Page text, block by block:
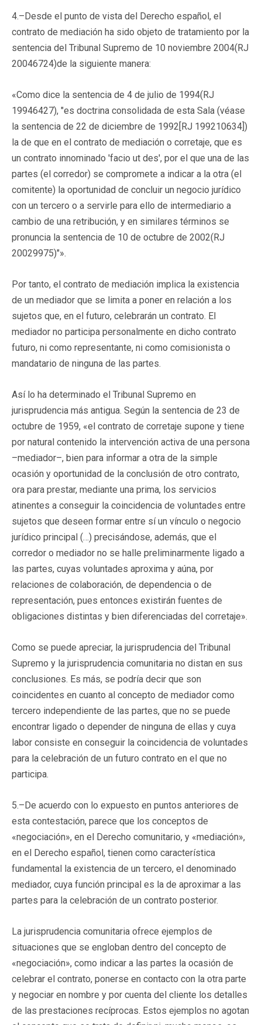
4.–Desde el punto de vista del Derecho español, el
contrato de mediación ha sido objeto de tratamiento por la
sentencia del Tribunal Supremo de 10 noviembre 2004(RJ
20046724)de la siguiente manera:
«Como dice la sentencia de 4 de julio de 1994(RJ
19946427), "es doctrina consolidada de esta Sala (véase
la sentencia de 22 de diciembre de 1992[RJ 199210634])
la de que en el contrato de mediación o corretaje, que es
un contrato innominado 'facio ut des', por el que una de las
partes (el corredor) se compromete a indicar a la otra (el
comitente) la oportunidad de concluir un negocio jurídico
con un tercero o a servirle para ello de intermediario a
cambio de una retribución, y en similares términos se
pronuncia la sentencia de 10 de octubre de 2002(RJ
20029975)"».
Por tanto, el contrato de mediación implica la existencia
de un mediador que se limita a poner en relación a los
sujetos que, en el futuro, celebrarán un contrato. El
mediador no participa personalmente en dicho contrato
futuro, ni como representante, ni como comisionista o
mandatario de ninguna de las partes.
Así lo ha determinado el Tribunal Supremo en
jurisprudencia más antigua. Según la sentencia de 23 de
octubre de 1959, «el contrato de corretaje supone y tiene
por natural contenido la intervención activa de una persona
–mediador–, bien para informar a otra de la simple
ocasión y oportunidad de la conclusión de otro contrato,
ora para prestar, mediante una prima, los servicios
atinentes a conseguir la coincidencia de voluntades entre
sujetos que deseen formar entre sí un vínculo o negocio
jurídico principal (…) precisándose, además, que el
corredor o mediador no se halle preliminarmente ligado a
las partes, cuyas voluntades aproxima y aúna, por
relaciones de colaboración, de dependencia o de
representación, pues entonces existirán fuentes de
obligaciones distintas y bien diferenciadas del corretaje».
Como se puede apreciar, la jurisprudencia del Tribunal
Supremo y la jurisprudencia comunitaria no distan en sus
conclusiones. Es más, se podría decir que son
coincidentes en cuanto al concepto de mediador como
tercero independiente de las partes, que no se puede
encontrar ligado o depender de ninguna de ellas y cuya
labor consiste en conseguir la coincidencia de voluntades
para la celebración de un futuro contrato en el que no
participa.
5.–De acuerdo con lo expuesto en puntos anteriores de
esta contestación, parece que los conceptos de
«negociación», en el Derecho comunitario, y «mediación»,
en el Derecho español, tienen como característica
fundamental la existencia de un tercero, el denominado
mediador, cuya función principal es la de aproximar a las
partes para la celebración de un contrato posterior.
La jurisprudencia comunitaria ofrece ejemplos de
situaciones que se engloban dentro del concepto de
«negociación», como indicar a las partes la ocasión de
celebrar el contrato, ponerse en contacto con la otra parte
y negociar en nombre y por cuenta del cliente los detalles
de las prestaciones recíprocas. Estos ejemplos no agotan